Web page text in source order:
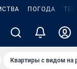
ПОГОДА
Квартиры с видом на